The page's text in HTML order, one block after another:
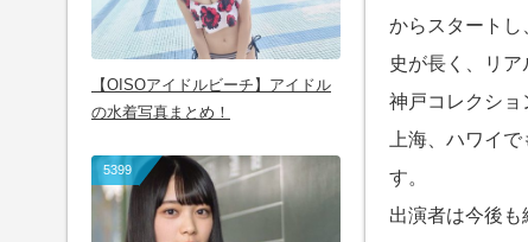
からスタート
史が長く、リ
神戸コレクショ
上海、ハワイ
す。
出演者は今後
【OISOアイドルビーチ】アイドル
の水着写真まとめ！
5399